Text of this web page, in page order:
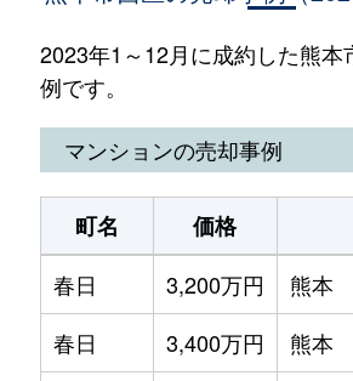
2023年1～12月に成約した熊本
例です。
マンションの売却事例
町名 価格
春日
3,200万円
熊本
春日
3,400万円
熊本